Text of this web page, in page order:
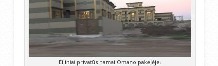
Eiliniai privatūs namai Omano pakelėje.